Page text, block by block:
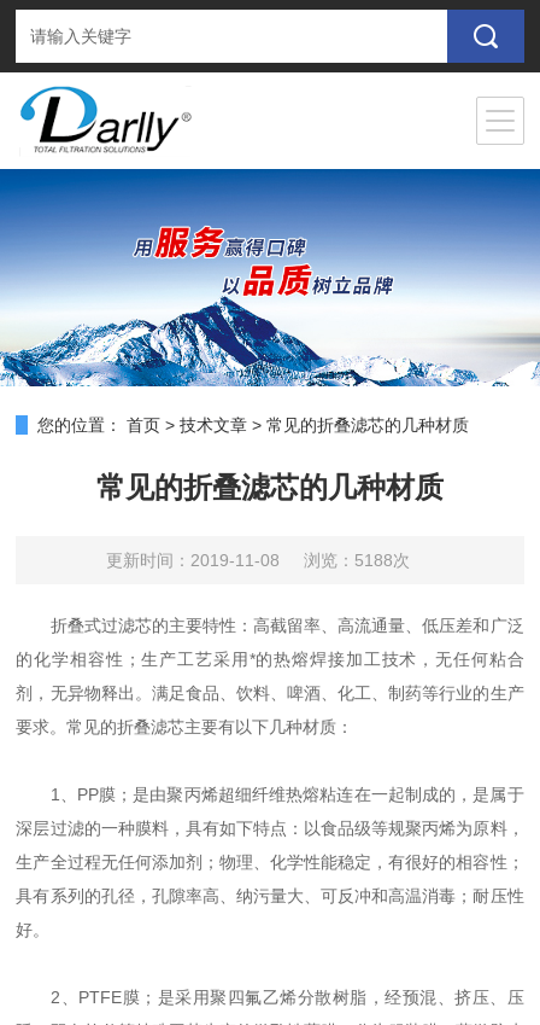
您的位置： 首页 >技术文章 >常见的折叠滤芯的几种材质
常见的折叠滤芯的几种材质
更新时间：2019-11-08 浏览：5188次
折叠式过滤芯的主要特性：高截留率、高流通量、低压差和广泛
的化学相容性；生产工艺采用*的热熔焊接加工技术，无任何粘合
剂，无异物释出。满足食品、饮料、啤酒、化工、制药等行业的生产
要求。常见的折叠滤芯主要有以下几种材质：
1、PP膜；是由聚丙烯超细纤维热熔粘连在一起制成的，是属于
深层过滤的一种膜料，具有如下特点：以食品级等规聚丙烯为原料，
生产全过程无任何添加剂；物理、化学性能稳定，有很好的相容性；
具有系列的孔径，孔隙率高、纳污量大、可反冲和高温消毒；耐压性
好。
2、PTFE膜；是采用聚四氟乙烯分散树脂，经预混、挤压、压